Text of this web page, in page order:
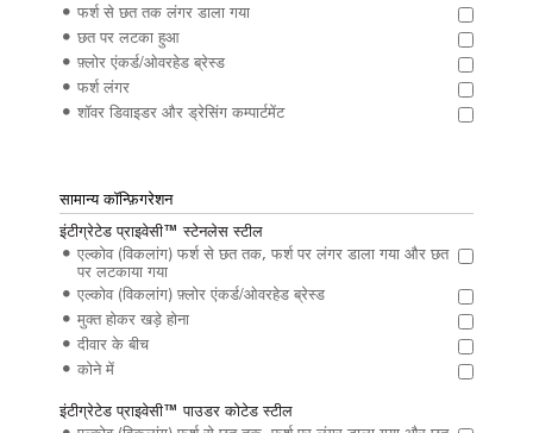
फर्श से छत तक लंगर डाला गया
छत पर लटका हुआ
फ़्लोर एंकर्ड/ओवरहेड ब्रेस्ड
फर्श लंगर
शॉवर डिवाइडर और ड्रेसिंग कम्पार्टमेंट
सामान्य कॉन्फ़िगरेशन
इंटीग्रेटेड प्राइवेसी™ स्टेनलेस स्टील
एल्कोव (विकलांग) फर्श से छत तक, फर्श पर लंगर डाला गया और छत
पर लटकाया गया
एल्कोव (विकलांग) फ़्लोर एंकर्ड/ओवरहेड ब्रेस्ड
मुक्त होकर खड़े होना
दीवार के बीच
कोने में
इंटीग्रेटेड प्राइवेसी™ पाउडर कोटेड स्टील